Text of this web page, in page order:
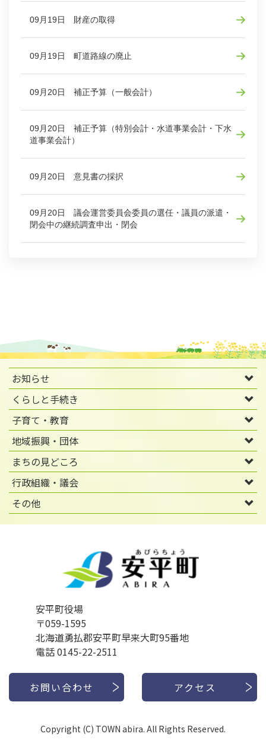
09月19日 財産の取得
09月19日 町道路線の廃止
09月20日 補正予算（一般会計）
09月20日 補正予算（特別会計・水道事業会計・下水
道事業会計）
09月20日 意見書の採択
09月20日 議会運営委員会委員の選任・議員の派遣・
閉会中の継続調査申出・閉会
お知らせ
くらしと手続き
子育て・教育
地域振興・団体
まちの見どころ
行政組織・議会
その他
安平町役場
〒059-1595
北海道勇払郡安平町早来大町95番地
電話 0145-22-2511
お問い合わせ アクセス
Copyright (C) TOWN abira. All Rights Reserved.